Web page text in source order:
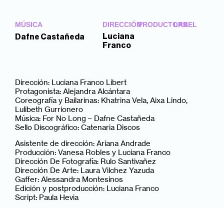
MÚSICA
Dafne Castañeda
DIRECCIÓN
Luciana
Franco
PRODUCTORA
LABEL
Dirección: Luciana Franco Libert
Protagonista: Alejandra Alcántara
Coreografía y Bailarinas: Khatrina Vela, Aixa Lindo,
Lulibeth Gurrionero
Música: For No Long – Dafne Castañeda
Sello Discográfico: Catenaria Discos
Asistente de dirección: Ariana Andrade
Producción: Vanesa Robles y Luciana Franco
Dirección De Fotografía: Rulo Santivañez
Dirección De Arte: Laura Vilchez Yazuda
Gaffer: Alessandra Montesinos
Edición y postproducción: Luciana Franco
Script: Paula Hevia